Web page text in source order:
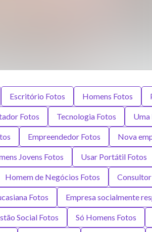
Escritório Fotos Homens Fotos
Fotos Tecnologia Fotos Uma
Empreendedor Fotos Nova
Jovens Fotos Usar Portátil Fotos
Homem de Negócios Fotos
Fotos Empresa socialmente
Social Fotos Só Homens Fotos